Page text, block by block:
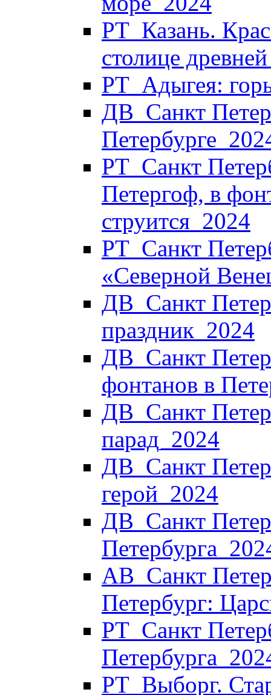
РТ_Казань.
столице
РТ_Адыгея:
ДВ_Санкт
РТ_Санкт
Петергоф, в
струится_2024
РТ_Санкт
«Северной
ДВ_Санкт
праздник_2024
ДВ_Санкт
фонтанов в
ДВ_Санкт
парад_2024
ДВ_Санкт
герой_2024
ДВ_Санкт
АВ_Санкт
Петербург:
РТ_Санкт
РТ_Выборг.